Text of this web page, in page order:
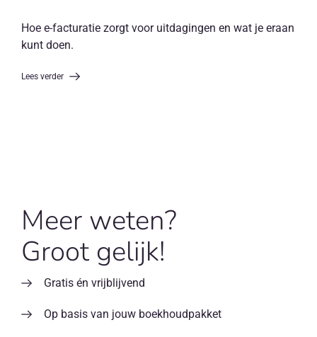
Hoe e-facturatie zorgt voor uitdagingen en wat je eraan
kunt doen.
Lees verder
Meer weten?
Groot gelijk!
Gratis én vrijblijvend
Op basis van jouw boekhoudpakket